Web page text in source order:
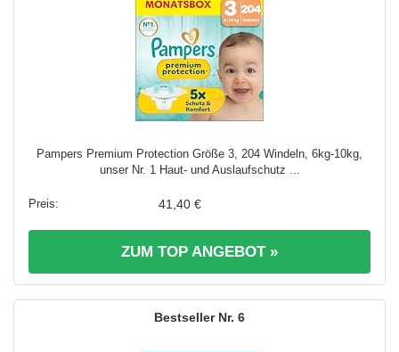
Pampers Premium Protection Größe 3, 204 Windeln, 6kg-10kg,
unser Nr. 1 Haut- und Auslaufschutz ...
41,40 €
ZUM TOP ANGEBOT »
6